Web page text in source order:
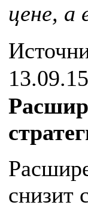
цене, а
снизит